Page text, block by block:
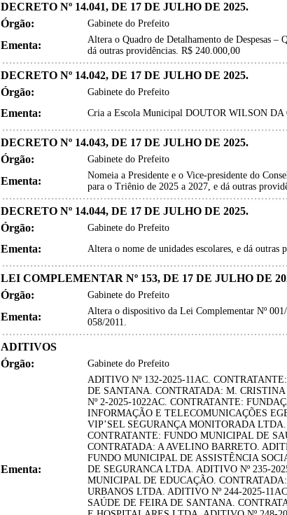
DECRETO Nº 14.041, DE 17 DE JULHO DE 2025.
Órgão:
Gabinete do Prefeito
Ementa:
Altera o Quadro de Detalhamento de Despesas
dá outras providências. R$ 240.000,00
DECRETO Nº 14.042, DE 17 DE JULHO DE 2025.
Órgão:
Gabinete do Prefeito
Ementa: Cria a Escola Municipal DOUTOR WILSON DA
DECRETO Nº 14.043, DE 17 DE JULHO DE 2025.
Órgão:
Gabinete do Prefeito
Ementa:
Nomeia a Presidente e o Vice-presidente do
para o Triênio de 2025 a 2027, e dá outras
DECRETO Nº 14.044, DE 17 DE JULHO DE 2025.
Órgão:
Gabinete do Prefeito
Ementa: Altera o nome de unidades escolares, e dá outras
LEI COMPLEMENTAR Nº 153, DE 17 DE JULHO DE
Órgão:
Gabinete do Prefeito
Ementa:
Altera o dispositivo da Lei Complementar Nº
058/2011.
ADITIVOS
Órgão:
Gabinete do Prefeito
Ementa:
ADITIVO Nº 132-2025-11AC.
DE SANTANA. CONTRATADA: M.
Nº 2-2025-1022AC. CONTRATANTE:
INFORMAÇÃO E TELECOMUNICAÇÕES
VIP’SEL SEGURANÇA MONITORADA
CONTRATANTE: FUNDO MUNICIPAL DE
CONTRATADA: A AVELINO BARRETO.
FUNDO MUNICIPAL DE ASSISTÊNCIA
DE SEGURANCA LTDA. ADITIVO Nº 235-
MUNICIPAL DE EDUCAÇÃO.
URBANOS LTDA. ADITIVO Nº 244-2025-
SAÚDE DE FEIRA DE SANTANA.